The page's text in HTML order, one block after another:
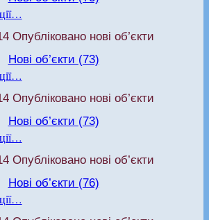
Опубліковано нові об’єкти
Нові об’єкти (73)
Опубліковано нові об’єкти
Нові об’єкти (73)
Опубліковано нові об’єкти
Нові об’єкти (76)